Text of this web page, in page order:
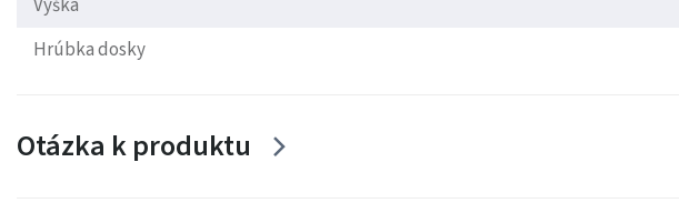
Výška
Hrúbka dosky
Otázka k produktu